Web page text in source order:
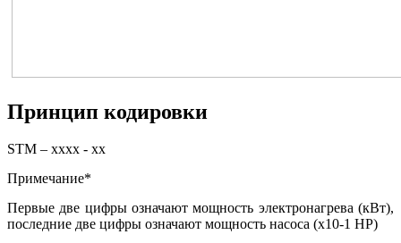
Принцип кодировки
STM – xxxx - xx
Примечание*
Первые две цифры означают мощность электронагрева (кВт),
последние две цифры означают мощность насоса (х10-1 НР)